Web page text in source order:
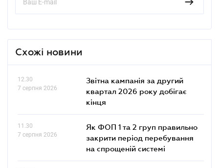
Схожі новини
12.30
7 серпня 2026
Звітна кампанія за другий
квартал 2026 року добігає
кінця
11.30
7 серпня 2026
Як ФОП 1 та 2 груп правильно
закрити період перебування
на спрощеній системі